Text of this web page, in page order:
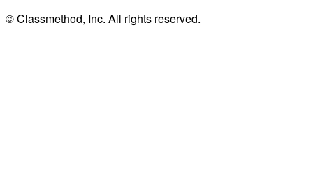
© Classmethod, Inc. All rights reserved.